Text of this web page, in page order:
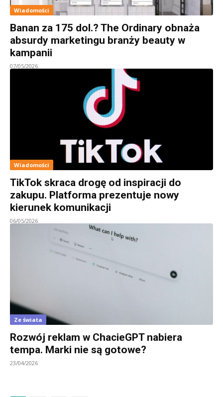
Wiadomości
Banan za 175 dol.? The Ordinary obnaża
absurdy marketingu branży beauty w
kampanii
07/05/2026
Wiadomości
TikTok skraca drogę od inspiracji do
zakupu. Platforma prezentuje nowy
kierunek komunikacji
06/05/2026
Ze świata
Rozwój reklam w ChacieGPT nabiera
tempa. Marki nie są gotowe?
23/04/2026